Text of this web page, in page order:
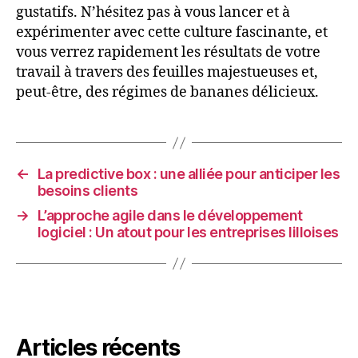
gustatifs. N’hésitez pas à vous lancer et à
expérimenter avec cette culture fascinante, et
vous verrez rapidement les résultats de votre
travail à travers des feuilles majestueuses et,
peut-être, des régimes de bananes délicieux.
←
La predictive box : une alliée pour anticiper les
besoins clients
→
L’approche agile dans le développement
logiciel : Un atout pour les entreprises lilloises
Articles récents